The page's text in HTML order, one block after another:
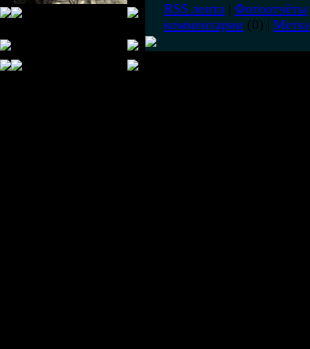
RSS лента Фотоотчёты
комментарии (0) |